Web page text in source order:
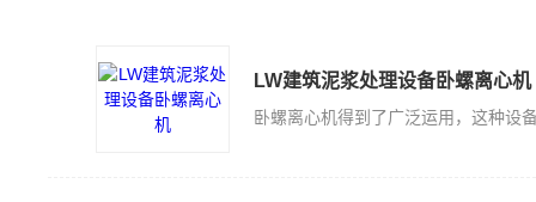
LW建筑泥浆处理设备卧螺离心机